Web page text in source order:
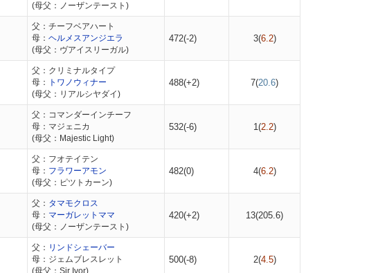
(母父：ノーザンテースト)
父：チーフベアハート
母： ヘルメスアンジエラ
(母父：ヴアイスリーガル)
472(-2) 3(6.2)
父：クリミナルタイプ
母：
トワノウィナー
(母父：リアルシヤダイ)
488(+2) 7(20.6)
父：コマンダーインチーフ
母：マジェニカ
(母父：Majestic Light)
532(-6) 1(2.2)
父：フオテイテン
母： フラワーアモン
(母父：ピツトカーン)
482(0) 4(6.2)
父： タマモクロス
母： マーガレットママ
(母父：ノーザンテースト)
420(+2) 13(205.6)
父： リンドシェーバー
母：ジェムブレスレット
(母父：Sir Ivor)
500(-8) 2(4.5)